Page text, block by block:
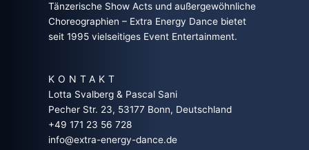
Tänzerische Show Acts und außergewöhnliche
Choreographien – Extra Energy Dance bietet
seit 1995 vielseitiges Event Entertainment.
KONTAKT
Lotta Svalberg & Pascal Sani
Pecher Str. 23, 53177 Bonn, Deutschland
+49 171 23 56 728
info@extra-energy-dance.de